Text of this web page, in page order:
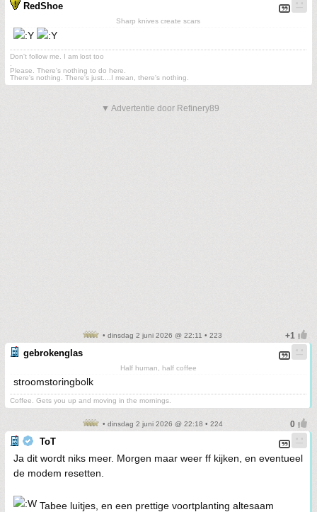
RedShoe
Sharp knives create scars
Don't follow me. I am lost too
Please. There's nothing to do here.
There's nothing. There's just....I mean, there's nothing.
▼ Advertentie door Refinery89
• dinsdag 2 juni 2026 @ 22:11 • 223
gebrokenglas
Half human, half coffee
stroomstoringbolk
Coffee. Gets you up and moving in the mornings.
• dinsdag 2 juni 2026 @ 22:18 • 224
ToT
Ja dit wordt niks meer. Morgen maar weer ff kijken, en eventueel
de modem resetten.
Tabee luitjes, en een prettige voortplanting altesaam